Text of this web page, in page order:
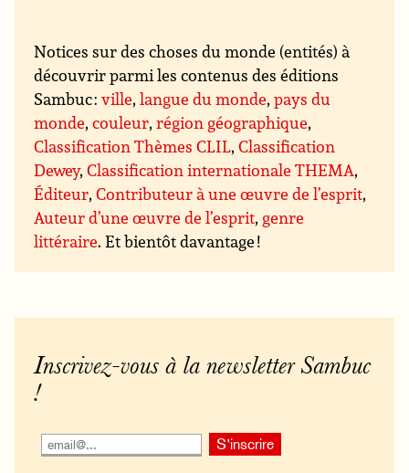
Notices sur des choses du monde (entités) à
découvrir parmi les contenus des éditions
Sambuc :ville,langue du monde,pays du
monde,couleur,région géographique,
Classification Thèmes CLIL,Classification
Dewey,Classification internationale THEMA,
Éditeur,Contributeur à une œuvre de l’esprit,
Auteur d’une œuvre de l’esprit, genre
littéraire. Et bientôt davantage !
Inscrivez-vous à la newsletter Sambuc
!